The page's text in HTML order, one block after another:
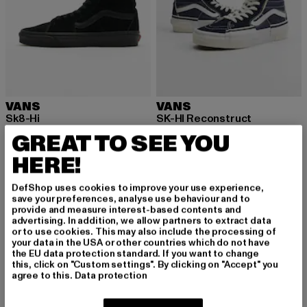
VANS
Sk8-Hi
46,00 EUR
Derzeitiger Preis: 46,00 EUR
99,99 EURAktionspreis: 99,99 EUR
VANS
SK-HI Reconstruct
55,00 EUR
Derzeitiger Preis: 55,00 EUR
124,99 EUR
MELDE DICH AN, UM
INSPIRIERT ZU BLEI
BEN!
GREAT TO SEE YOU
HERE!
DefShop uses cookies to improve your use experience,
save your preferences, analyse use behaviour and to
provide and measure interest-based contents and
advertising. In addition, we allow partners to extract data
or to use cookies. This may also include the processing of
your data in the USA or other countries which do not have
the EU data protection standard. If you want to change
this, click on "Custom settings". By clicking on "Accept" you
agree to this. Data protection